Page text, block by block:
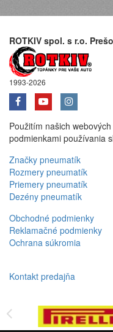
ROTKIV spol. s r.o.
1993-2026
Použitím našich
podmienkami používania
Značky pneumatík
Rozmery pneumatík
Priemery pneumatík
Dezény pneumatík
Obchodné podmienky
Reklamačné podmienky
Ochrana súkromia
Kontakt predajňa